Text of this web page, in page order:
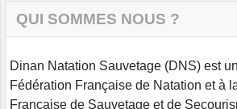
QUI SOMMES NOUS ?
Dinan Natation Sauvetage (DNS) est
Fédération Française de Natation et à
Française de Sauvetage et de